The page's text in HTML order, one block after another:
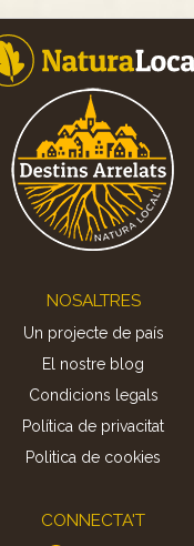
NOSALTRES
Un projecte de país
El nostre blog
Condicions legals
Política de privacitat
Politica de cookies
CONNECTA'T